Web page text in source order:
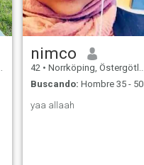
nimco
42 • Norrköping, Östergötland, Suecia
Buscando: Hombre 35 - 50
yaa allaah